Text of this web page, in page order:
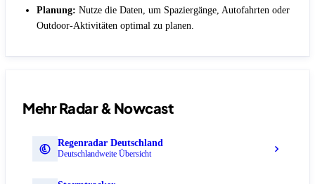
Planung: Nutze die Daten, um Spaziergänge, Autofahrten oder
Outdoor-Aktivitäten optimal zu planen.
Mehr Radar & Nowcast
Regenradar Deutschland
Deutschlandweite Übersicht